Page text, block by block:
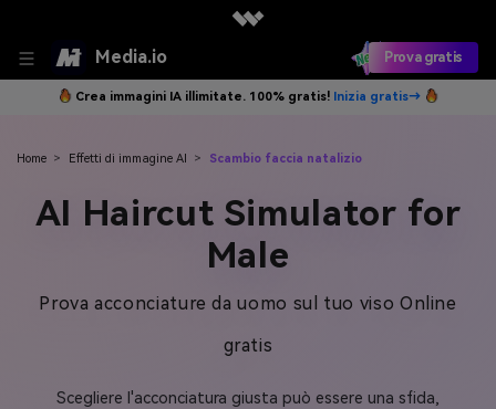
Media.io Prova gratis
Crea immagini IA illimitate. 100% gratis! Inizia gratis→
Home > Effetti di immagine AI > Scambio faccia natalizio
AI Haircut Simulator for
Male
Prova acconciature da uomo sul tuo viso Online
gratis
Scegliere l'acconciatura giusta può essere una sfida,